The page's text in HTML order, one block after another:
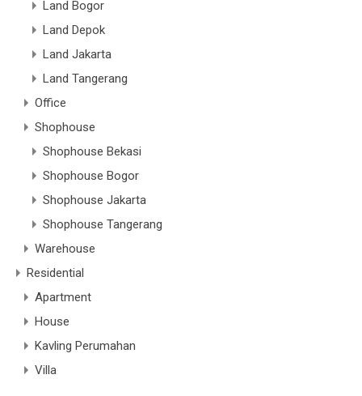
Land Bogor
Land Depok
Land Jakarta
Land Tangerang
Office
Shophouse
Shophouse Bekasi
Shophouse Bogor
Shophouse Jakarta
Shophouse Tangerang
Warehouse
Residential
Apartment
House
Kavling Perumahan
Villa